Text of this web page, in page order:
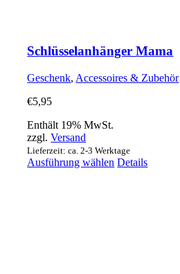
Schlüsselanhänger Mama
Geschenk, Accessoires & Zubehör
€5,95
Enthält 19% MwSt.
zzgl.Versand
Lieferzeit: ca. 2-3 Werktage
Ausführung wählen Dieses
Details